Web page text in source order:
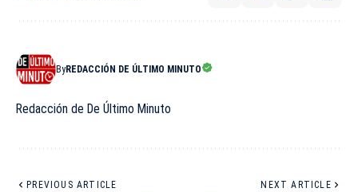
ByREDACCIÓN DE ÚLTIMO MINUTO
Redacción de De Último Minuto
PREVIOUS ARTICLE NEXT ARTICLE